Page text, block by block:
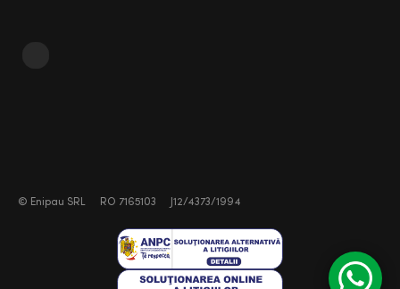
© Enipau SRL RO 7165103 J12/4373/1994